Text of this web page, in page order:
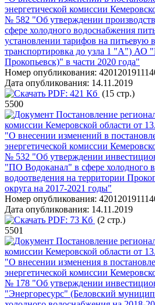
энергетической комиссии
№ 582 "Об утверждении
сфере холодного водоснабжения
установлении тарифов на питьевую
транспортировка до узла 1 "А") АО
Прокопьевск)" в части 2020 года"
Номер опубликования:
Дата опубликования: 14.11.2019
PDF: 421 Кб (15 стр.)
5500
Постановление
комиссии Кемеровской области от
"О внесении изменений в
энергетической комиссии
№ 532 "Об утверждении
"ПО Водоканал" в сфере холодного
водоотведения на территории
округа на 2017-2021 годы"
Номер опубликования:
Дата опубликования: 14.11.2019
PDF: 73 Кб (2 стр.)
5501
Постановление
комиссии Кемеровской области от
"О внесении изменения в
энергетической комиссии
№ 178 "Об утверждении
"Энергоресурс" (Беловский